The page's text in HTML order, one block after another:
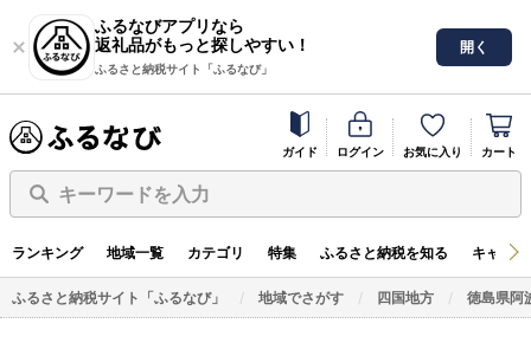
ふるなびアプリなら
返礼品がもっと探しやすい！
ふるさと納税サイト「ふるなび」
開く
ガイド ログイン お気に入り カート
キーワードを入力
ランキング 地域一覧 カテゴリ 特集 ふるさと納税を知る キャン
ふるさと納税サイト「ふるなび」 地域でさがす 四国地方 徳島県阿